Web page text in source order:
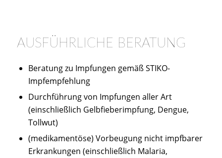
AUSFÜHRLICHE BERATUNG
Beratung zu Impfungen gemäß STIKO-
Impfempfehlung
Durchführung von Impfungen aller Art
(einschließlich Gelbfieberimpfung, Dengue,
Tollwut)
(medikamentöse) Vorbeugung nicht impfbarer
Erkrankungen (einschließlich Malaria,